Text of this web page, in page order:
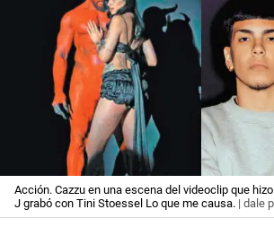
Acción. Cazzu en una escena del videoclip que
J grabó con Tini Stoessel Lo que me causa. | dale